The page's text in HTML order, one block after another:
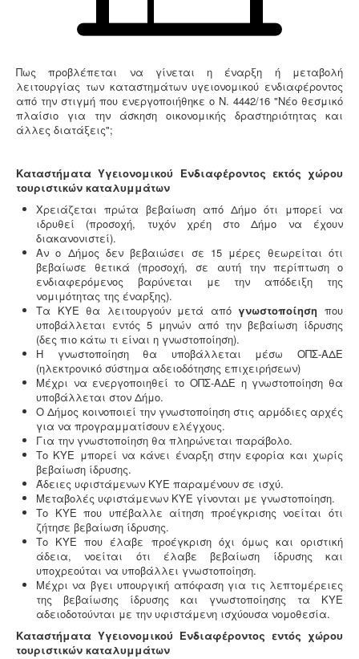
Υγρά απόβλητα παραγωγής καλλυντικών -
Υπολογισμός χημικά απαιτούμενου οξυγόνου - .Τα
υγρά απόβλητα από την παραγωγή καλλυντικών
ελέγχονται ως προς τις απαιτήσεις επεξεργασίας
μέσα από ειδική μελέτη επεξεργασίας και διάθεσης
Κτηματολόγιο -
κτηματολόγιο ξεκίνησε, ένας τρόπος για να
αποφευχθεί η ταλαιπωρία είναι να υποβληθεί η
δήλωση ηλεκτρονικά μέσω ίντερνετ.
Κανονισμός λειτουργίας τουριστικού
καταλύματος
-Τα τουριστικά καταλύματα
(ξενοδοχεία, ενοικιαζόμενα, κάμπινγκ) μοριοδοτούνται
κατά την πιστοποίηση κατάταξης σε κατηγορία
άστρων ή κλειδιών για τον κανονισμό λειτουργίας που
διακανονίζει θέματα πολιτικής παραπόνων, υποδοχής,
περιβάλλοντος και καθαριότητας.
Μελέτη πισίνας / κολυμβητικής
δεξαμενής - Οι πισίνες είναι χημικές εγκαταστάσεις
επεξεργασίας νερού σύμφωνα με το προεδρικό
διάταγμα ΠΔ 274/97. Για την λειτουργία της πισίνας
απαιτείται υγειονολογική - χημικοτεχνική μελέτη και
κανονισμός λειτουργίας - ασφαλείας. Η άδεια
Πως προβλέπεται να γίνεται η έναρξη ή μεταβολή
λειτουργίας των καταστημάτων υγειονομικού ενδιαφέροντος
από την στιγμή που ενεργοποιήθηκε ο Ν. 4442/16 "Νέο θεσμικό
πλαίσιο για την άσκηση οικονομικής δραστηριότητας και
άλλες διατάξεις";
Καταστήματα Υγειονομικού Ενδιαφέροντος εκτός χώρου
τουριστικών καταλυμμάτων
Χρειάζεται πρώτα βεβαίωση από Δήμο ότι μπορεί να
ιδρυθεί (προσοχή, τυχόν χρέη στο Δήμο να έχουν
διακανονιστεί).
Αν ο Δήμος δεν βεβαιώσει σε 15 μέρες θεωρείται ότι
βεβαίωσε θετικά (προσοχή, σε αυτή την περίπτωση ο
ενδιαφερόμενος βαρύνεται με την απόδειξη της
νομιμότητας της έναρξης).
Τα ΚΥΕ θα λειτουργούν μετά από γνωστοποίηση που
υποβάλλεται εντός 5 μηνών από την βεβαίωση ίδρυσης
(δες πιο κάτω τι είναι η γνωστοποίηση).
Η γνωστοποίηση θα υποβάλλεται μέσω ΟΠΣ-ΑΔΕ
(ηλεκτρονικό σύστημα αδειοδότησης επιχειρήσεων)
Μέχρι να ενεργοποιηθεί το ΟΠΣ-ΑΔΕ η γνωστοποίηση θα
υποβάλλεται στον Δήμο.
Ο Δήμος κοινοποιεί την γνωστοποίηση στις αρμόδιες αρχές
για να προγραμματίσουν ελέγχους.
Για την γνωστοποίηση θα πληρώνεται παράβολο.
Το ΚΥΕ μπορεί να κάνει έναρξη στην εφορία και χωρίς
βεβαίωση ίδρυσης.
Άδειες υφιστάμενων ΚΥΕ παραμένουν σε ισχύ.
Μεταβολές υφιστάμενων ΚΥΕ γίνονται με γνωστοποίηση.
Το ΚΥΕ που υπέβαλλε αίτηση προέγκρισης νοείται ότι
ζήτησε βεβαίωση ίδρυσης.
Το ΚΥΕ που έλαβε προέγκριση όχι όμως και οριστική
άδεια, νοείται ότι έλαβε βεβαίωση ίδρυσης και
υποχρεούται να υποβάλλει γνωστοποίηση.
Μέχρι να βγει υπουργική απόφαση για τις λεπτομέρειες
της βεβαίωσης ίδρυσης και γνωστοποίησης τα ΚΥΕ
αδειοδοτούνται με την υφιστάμενη ισχύουσα νομοθεσία.
Καταστήματα Υγειονομικού Ενδιαφέροντος εντός χώρου
τουριστικών καταλυμμάτων